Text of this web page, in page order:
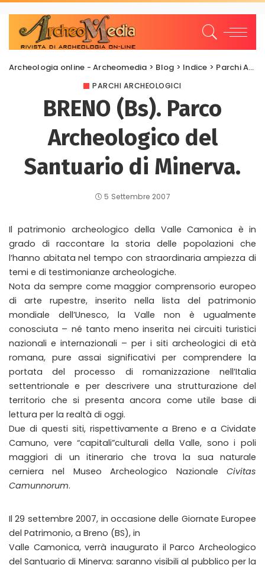
Archeologia online - Archeomedia > Blog > Indice > Parchi Archeologici
PARCHI ARCHEOLOGICI
BRENO (Bs). Parco
Archeologico del
Santuario di Minerva.
5 Settembre 2007
Il patrimonio archeologico della Valle Camonica è in
grado di raccontare la storia delle popolazioni che
l’hanno abitata nel tempo con straordinaria ampiezza di
temi e di testimonianze archeologiche.
Nota da sempre come maggior comprensorio europeo
di arte rupestre, inserito nella lista del patrimonio
mondiale dell’Unesco, la Valle non è ugualmente
conosciuta – né tanto meno inserita nei circuiti turistici
nazionali e internazionali – per i siti archeologici di età
romana, pure assai significativi per comprendere la
portata del processo di romanizzazione nell’Italia
settentrionale e per descrivere una strutturazione del
territorio che si presenta ancora come utile base di
lettura per la realtà di oggi.
Due di questi siti, rispettivamente a Breno e a Cividate
Camuno, vere “capitali”culturali della Valle, sono i poli
maggiori di un itinerario che trova la sua naturale
cerniera nel Museo Archeologico Nazionale Civitas
Camunnorum.
Il 29 settembre 2007, in occasione delle Giornate Europee
del Patrimonio, a Breno (BS), in
Valle Camonica, verrà inaugurato il Parco Archeologico
del Santuario di Minerva: saranno visibili al pubblico per la